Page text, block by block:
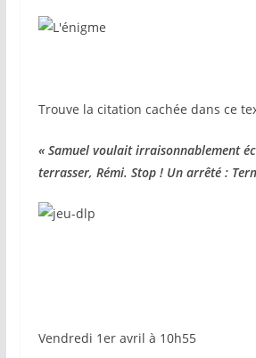
Trouve la citation cachée dans ce
« Samuel voulait irraisonnablement
terrasser, Rémi. Stop ! Un arrêté :
Vendredi 1er avril à 10h55